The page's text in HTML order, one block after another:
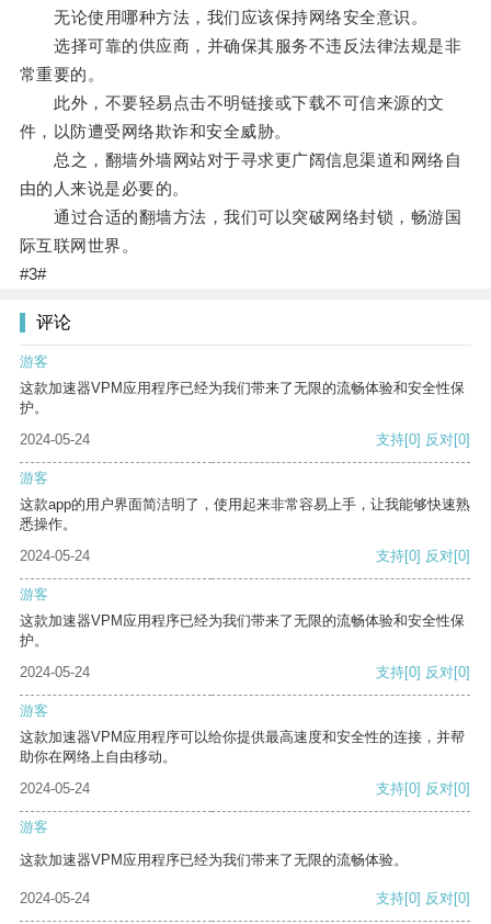
无论使用哪种方法，我们应该保持网络安全意识。
选择可靠的供应商，并确保其服务不违反法律法规是非
常重要的。
此外，不要轻易点击不明链接或下载不可信来源的文
件，以防遭受网络欺诈和安全威胁。
总之，翻墙外墙网站对于寻求更广阔信息渠道和网络自
由的人来说是必要的。
通过合适的翻墙方法，我们可以突破网络封锁，畅游国
际互联网世界。
#3#
评论
游客
这款加速器VPM应用程序已经为我们带来了无限的流畅体验和安全性保
护。
2024-05-24
支持[0] 反对[0]
游客
这款app的用户界面简洁明了，使用起来非常容易上手，让我能够快速熟
悉操作。
2024-05-24
支持[0] 反对[0]
游客
这款加速器VPM应用程序已经为我们带来了无限的流畅体验和安全性保
护。
2024-05-24
支持[0] 反对[0]
游客
这款加速器VPM应用程序可以给你提供最高速度和安全性的连接，并帮
助你在网络上自由移动。
2024-05-24
支持[0] 反对[0]
游客
这款加速器VPM应用程序已经为我们带来了无限的流畅体验。
2024-05-24 支持[0] 反对[0]